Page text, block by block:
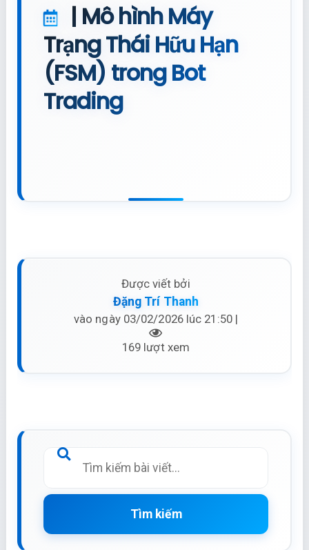
| Mô hình Máy
Trạng Thái Hữu Hạn
(FSM) trong Bot
Trading
Được viết bởi
Đặng Trí Thanh
vào ngày 03/02/2026 lúc 21:50 |
169 lượt xem
Tìm kiếm